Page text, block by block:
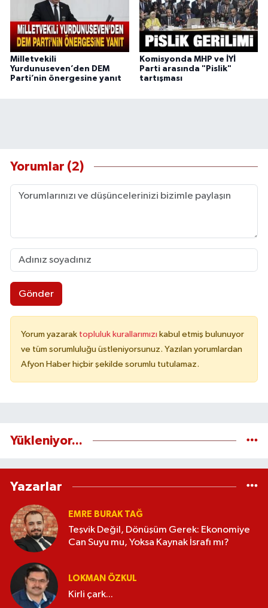
Milletvekili
Yurdunuseven’den DEM
Parti’nin önergesine yanıt
Komisyonda MHP ve İYİ
Parti arasında "Pislik"
tartışması
Yorumlar (2)
Gönder
Yorum yazarak topluluk kurallarımızı kabul etmiş bulunuyor
ve tüm sorumluluğu üstleniyorsunuz. Yazılan yorumlardan
Afyon Haber hiçbir şekilde sorumlu tutulamaz.
Yükleniyor...
Yazarlar
EMRE BURAK TAĞ
Teşvik Değil, Dönüşüm Gerek: Ekonomiye
Can Suyu mu, Yoksa Kaynak İsrafı mı?
LOKMAN ÖZKUL
Kirli çark...